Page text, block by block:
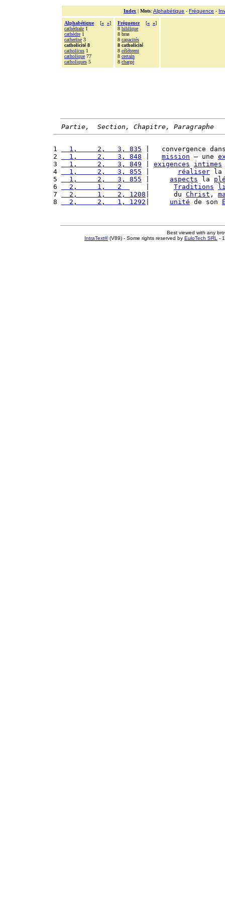
Index | Mots: Alphabétique - Fréquence -
Alphabétique [« »]
cathédrale 1
cathèdre 1
catherine 3
catholicité 8
catholicus 1
catholique 77
catholiques 5
Fréquence [« »]
8 biblique
8 bras
8 capacités
8 catholicité
8 célèbrent
8 certain
8 chargé
Partie,  Section, Chapitre, Paragraphe
1
  1,     2,   3, 835
|   convergence
2
  1,     2,   3, 848
mission – une
3
  1,     2,   3, 849
exigences intimes
4
  1,     2,   3, 855
réaliser
5
  1,     2,   3, 855
aspects la
6
  2,     1,   2
Traditions
7
  2,     1,   2, 1208
|      du Christ ,
8
  2,     2,   1, 1292
unité de son
Best viewed with any
IntraText®(V89) - Some rights reserved by EuloTech SRL -